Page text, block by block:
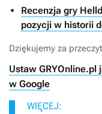
Recenzja gry
pozycji w historii
Dziękujemy za
Ustaw GRYOnline.pl
w Google
WIĘCEJ: